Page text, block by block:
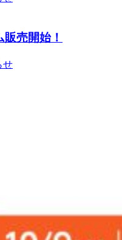
売開始！
せ